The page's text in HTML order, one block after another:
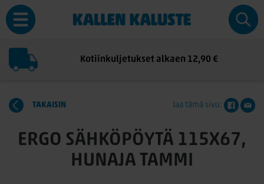
Kotiinkuljetukset alkaen 12,90 €
TAKAISIN Jaa tämä sivu:
ERGO SÄHKÖPÖYTÄ 115X67,
HUNAJA TAMMI